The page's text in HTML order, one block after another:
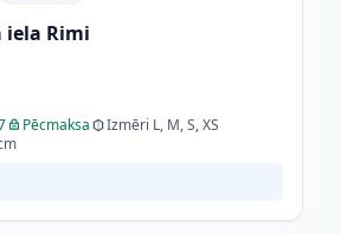
iela Rimi
Pēcmaksa
Izmēri L, M, S, XS